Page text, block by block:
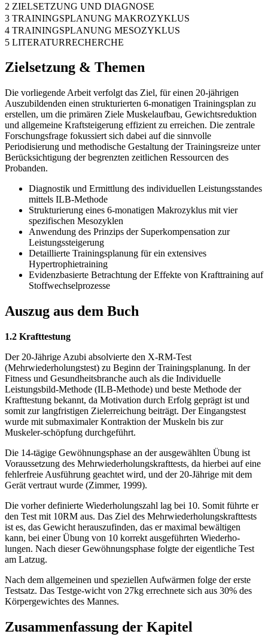
2 ZIELSETZUNG UND DIAGNOSE
3 TRAININGSPLANUNG MAKROZYKLUS
4 TRAININGSPLANUNG MESOZYKLUS
5 LITERATURRECHERCHE
Zielsetzung & Themen
Die vorliegende Arbeit verfolgt das Ziel, für einen 20-jährigen
Auszubildenden einen strukturierten 6-monatigen Trainingsplan zu
erstellen, um die primären Ziele Muskelaufbau, Gewichtsreduktion
und allgemeine Kraftsteigerung effizient zu erreichen. Die zentrale
Forschungsfrage fokussiert sich dabei auf die sinnvolle
Periodisierung und methodische Gestaltung der Trainingsreize unter
Berücksichtigung der begrenzten zeitlichen Ressourcen des
Probanden.
Diagnostik und Ermittlung des individuellen Leistungsstandes
mittels ILB-Methode
Strukturierung eines 6-monatigen Makrozyklus mit vier
spezifischen Mesozyklen
Anwendung des Prinzips der Superkompensation zur
Leistungssteigerung
Detaillierte Trainingsplanung für ein extensives
Hypertrophietraining
Evidenzbasierte Betrachtung der Effekte von Krafttraining auf
Stoffwechselprozesse
Auszug aus dem Buch
1.2 Krafttestung
Der 20-Jährige Azubi absolvierte den X-RM-Test
(Mehrwiederholungstest) zu Beginn der Trainingsplanung. In der
Fitness und Gesundheitsbranche auch als die Individuelle
Leistungsbild-Methode (ILB-Methode) und beste Methode der
Krafttestung bekannt, da Motivation durch Erfolg geprägt ist und
somit zur langfristigen Zielerreichung beiträgt. Der Eingangstest
wurde mit submaximaler Kontraktion der Muskeln bis zur
Muskeler-schöpfung durchgeführt.
Die 14-tägige Gewöhnungsphase an der ausgewählten Übung ist
Voraussetzung des Mehrwiederholungskrafttests, da hierbei auf eine
fehlerfreie Ausführung geachtet wird, und der 20-Jährige mit dem
Gerät vertraut wurde (Zimmer, 1999).
Die vorher definierte Wiederholungszahl lag bei 10. Somit führte er
den Test mit 10RM aus. Das Ziel des Mehrwiederholungskrafttests
ist es, das Gewicht herauszufinden, das er maximal bewältigen
kann, bei einer Übung von 10 korrekt ausgeführten Wiederho-
lungen. Nach dieser Gewöhnungsphase folgte der eigentliche Test
am Latzug.
Nach dem allgemeinen und speziellen Aufwärmen folge der erste
Testsatz. Das Testge-wicht von 27kg errechnete sich aus 30% des
Körpergewichtes des Mannes.
Zusammenfassung der Kapitel